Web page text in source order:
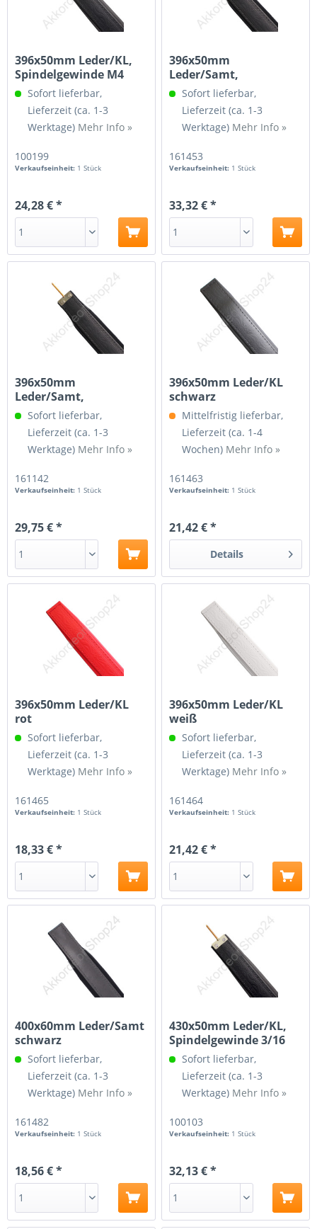
396x50mm Leder/KL,
Spindelgewinde M4
Sofort lieferbar,
Lieferzeit (ca. 1-3
Werktage) Mehr Info »
100199
Verkaufseinheit: 1 Stück
24,28 € *
396x50mm
Leder/Samt,
Spindelgewinde 3/16
Sofort lieferbar,
Lieferzeit (ca. 1-3
Werktage) Mehr Info »
161453
Verkaufseinheit: 1 Stück
33,32 € *
396x50mm
Leder/Samt,
Spindelgewinde M4
Sofort lieferbar,
Lieferzeit (ca. 1-3
Werktage) Mehr Info »
161142
Verkaufseinheit: 1 Stück
29,75 € *
396x50mm Leder/KL
schwarz
Mittelfristig lieferbar,
Lieferzeit (ca. 1-4
Wochen) Mehr Info »
161463
Verkaufseinheit: 1 Stück
21,42 € *
Details
396x50mm Leder/KL
rot
Sofort lieferbar,
Lieferzeit (ca. 1-3
Werktage) Mehr Info »
161465
Verkaufseinheit: 1 Stück
18,33 € *
396x50mm Leder/KL
weiß
Sofort lieferbar,
Lieferzeit (ca. 1-3
Werktage) Mehr Info »
161464
Verkaufseinheit: 1 Stück
21,42 € *
400x60mm Leder/Samt
schwarz
Sofort lieferbar,
Lieferzeit (ca. 1-3
Werktage) Mehr Info »
161482
Verkaufseinheit: 1 Stück
18,56 € *
430x50mm Leder/KL,
Spindelgewinde 3/16
Sofort lieferbar,
Lieferzeit (ca. 1-3
Werktage) Mehr Info »
100103
Verkaufseinheit: 1 Stück
32,13 € *